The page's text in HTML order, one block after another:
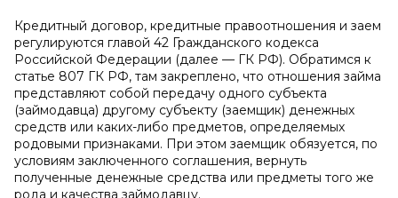
Кредитный договор, кредитные правоотношения и заем
регулируются главой 42 Гражданского кодекса
Российской Федерации (далее — ГК РФ). Обратимся к
статье 807 ГК РФ, там закреплено, что отношения займа
представляют собой передачу одного субъекта
(займодавца) другому субъекту (заемщик) денежных
средств или каких-либо предметов, определяемых
родовыми признаками. При этом заемщик обязуется, по
условиям заключенного соглашения, вернуть
полученные денежные средства или предметы того же
рода и качества займодавцу.